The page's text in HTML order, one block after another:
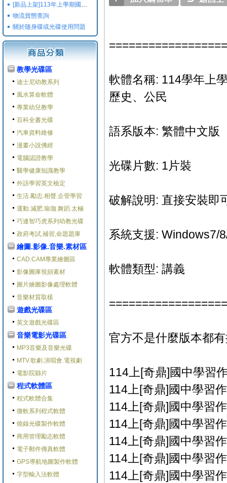
[新品上架]113年上學期國小國中高中命題光碟,校用卷,習作
物流貨態查詢
關於随身碟或光碟使用問題
教學光碟區
迪士尼幼教系列
風水算命軟體
專業幼兒教學
百科全書光碟
汽車資料維修
漫畫小說佛經
電腦認證教學
醫學健康知識教學
外語學習英文檢定
生活.勵志.相聲.企管學習
運動.減肥.瑜珈.舞蹈.太極
巧連智巧虎系列幼教光碟
政府考試,補習,命題題庫
繪圖.影像.音樂.素材區
CAD.CAM專業繪圖區
影像圖庫視頻素材
圖片繪圖影像處理軟體
音樂材質取樣
遊戲光碟區
英文遊戲光碟區
音樂電影光碟區
MP3音樂及音樂光碟
MTV.歌劇.演唱會.電視劇
電影院縣片
程式軟體區
程式軟體合集
微軟系列程式軟體
燒錄光碟製作軟體
商用管理勵志軟體
電子郵件傳真軟體
GPS導航地圖製作軟體
字型輸入法軟體
軟體名稱: 114學年上
歷史、公民
語系版本: 繁體中文版
光碟片數: 1片裝
破解說明: 直接安裝即
系統支援: Windows7/
軟體類型: 講義
官方不是什麼版本都
114上[奇鼎]國中學習
114上[奇鼎]國中學習
114上[奇鼎]國中學習
114上[奇鼎]國中學習
114上[奇鼎]國中學習
114上[奇鼎]國中學習
114上[奇鼎]國中學習